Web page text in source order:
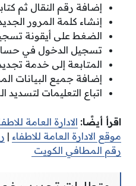
إضافة رقم النقال ثم
إنشاء كلمة المرور
الضغط على أيقونة
تسجيل الدخول في
المتابعة إلى خدمة
إضافة جميع البيانات
اتباع التعليمات
اقرأ أيضًا: الادارة العامة
موقع الادارة العامة للاطفاء |
رقم المطافي الكويت